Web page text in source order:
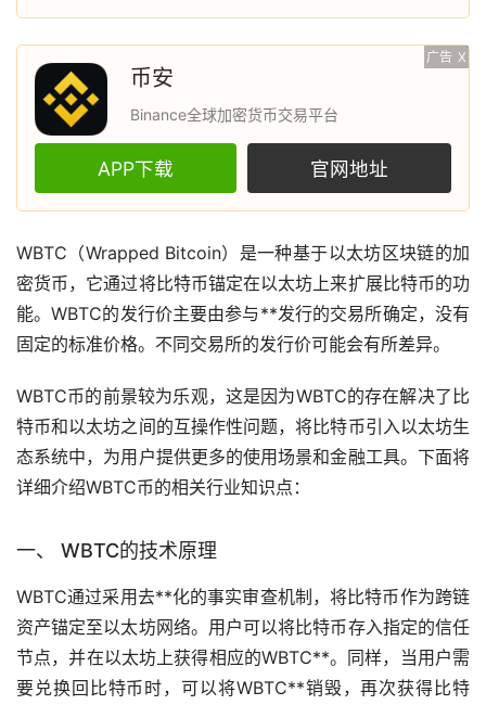
广告 X
币安
Binance全球加密货币交易平台
APP下载 官网地址
WBTC（Wrapped Bitcoin）是一种基于以太坊区块链的加
密货币，它通过将比特币锚定在以太坊上来扩展比特币的功
能。WBTC的发行价主要由参与**发行的交易所确定，没有
固定的标准价格。不同交易所的发行价可能会有所差异。
WBTC币的前景较为乐观，这是因为WBTC的存在解决了比
特币和以太坊之间的互操作性问题，将比特币引入以太坊生
态系统中，为用户提供更多的使用场景和金融工具。下面将
详细介绍WBTC币的相关行业知识点：
一、 WBTC的技术原理
WBTC通过采用去**化的事实审查机制，将比特币作为跨链
资产锚定至以太坊网络。用户可以将比特币存入指定的信任
节点，并在以太坊上获得相应的WBTC**。同样，当用户需
要兑换回比特币时，可以将WBTC**销毁，再次获得比特